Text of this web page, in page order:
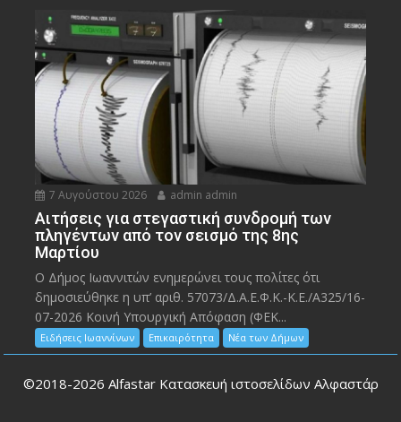
7 Αυγούστου 2026 admin admin
Αιτήσεις για στεγαστική συνδρομή των
πληγέντων από τον σεισμό της 8ης
Μαρτίου
Ο Δήμος Ιωαννιτών ενημερώνει τους πολίτες ότι
δημοσιεύθηκε η υπ’ αριθ. 57073/Δ.Α.Ε.Φ.Κ.-Κ.Ε./Α325/16-
07-2026 Κοινή Υπουργική Απόφαση (ΦΕΚ...
Ειδήσεις Ιωαννίνων Επικαιρότητα Νέα των Δήμων
©2018-2026 Alfastar Κατασκευή ιστοσελίδων Αλφαστάρ